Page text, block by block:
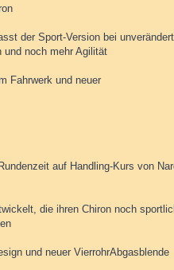
der Sport-Version bei
und noch mehr Agilität
Fahrwerk und neuer
auf Handling-Kurs von
die ihren Chiron noch
und neuer VierrohrAbgasblende